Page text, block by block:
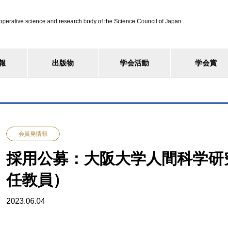
science and research body of the Science Council of Japan
出版物 学会活動 学会賞
会員発情報
採用公募：大阪大学人間科学
任教員）
2023.06.04